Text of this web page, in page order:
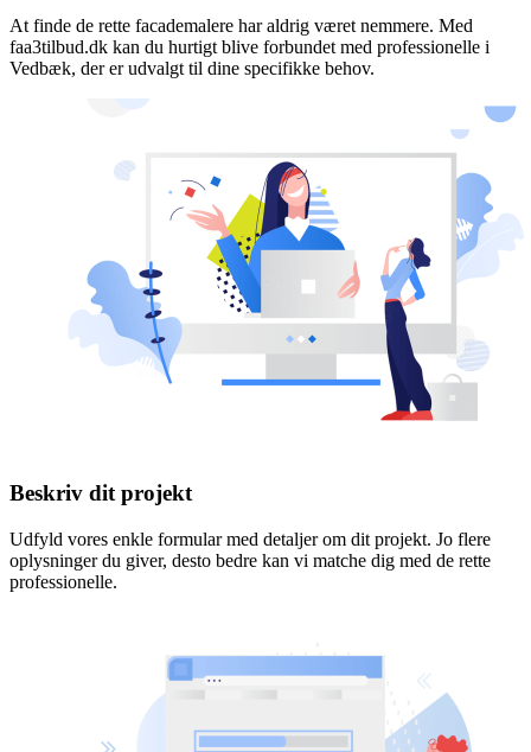
At finde de rette facademalere har aldrig været nemmere. Med
faa3tilbud.dk kan du hurtigt blive forbundet med professionelle i
Vedbæk, der er udvalgt til dine specifikke behov.
Beskriv dit projekt
Udfyld vores enkle formular med detaljer om dit projekt. Jo flere
oplysninger du giver, desto bedre kan vi matche dig med de rette
professionelle.